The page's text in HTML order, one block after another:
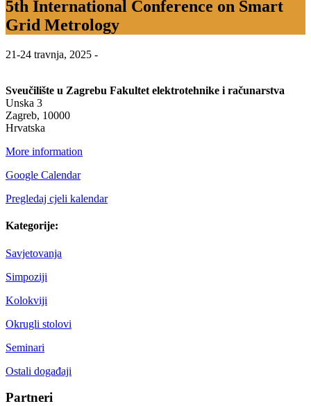
5th International Conference on Smart
Grid Metrology
21-24 travnja, 2025 -
Sveučilište u Zagrebu Fakultet elektrotehnike i računarstva
Unska 3
Zagreb, 10000
Hrvatska
More information
Google Calendar
Pregledaj cjeli kalendar
Kategorije:
Savjetovanja
Simpoziji
Kolokviji
Okrugli stolovi
Seminari
Ostali događaji
Partneri